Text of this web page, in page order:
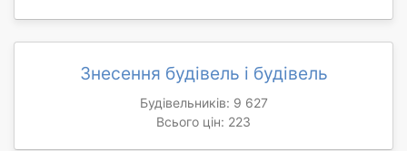
Знесення будівель і будівель
Будівельників: 9 627
Всього цін: 223